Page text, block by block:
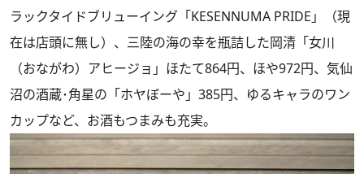
ラックタイドブリューイング「KESENNUMA PRIDE」（現
在は店頭に無し）、三陸の海の幸を瓶詰した岡清「女川
（おながわ）アヒージョ」ほたて864円、ほや972円、気仙
沼の酒蔵･角星の「ホヤぼーや」385円、ゆるキャラのワン
カップなど、お酒もつまみも充実。